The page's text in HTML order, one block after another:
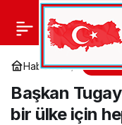
Haberler
Başkan
bir ülke için
Başkan Şadi
Özdemir’den filenin
genç sultanlarına